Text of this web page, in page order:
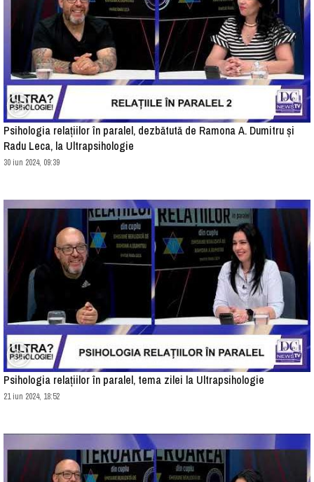
Psihologia relațiilor în paralel, dezbătută de Ramona A. Dumitru și
Radu Leca, la Ultrapsihologie
30 iun 2024, 09:39
Psihologia relațiilor în paralel, tema zilei la Ultrapsihologie
21 iun 2024, 18:52